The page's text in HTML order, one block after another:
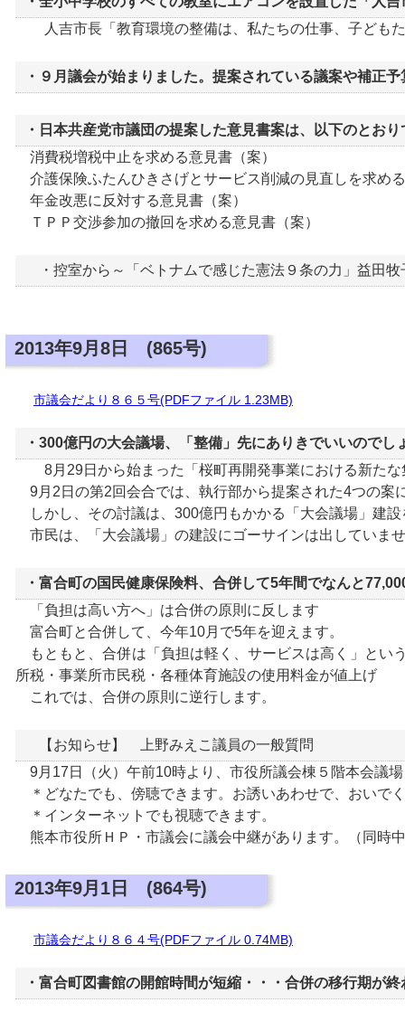
人吉市長「教育環境の整備は、私たちの仕事、子ども
・９月議会が始まりました。提案されている議案や補正
・日本共産党市議団の提案した意見書案は、以下のとおり
消費税増税中止を求める意見書（案）
介護保険ふたんひきさげとサービス削減の見直しを求め
年金改悪に反対する意見書（案）
ＴＰＰ交渉参加の撤回を求める意見書（案）
・控室から～「ベトナムで感じた憲法９条の力」益田牧
2013年9月8日 (865号)
市議会だより８６５号(PDFファイル 1.23MB)
・300億円の大会議場、「整備」先にありきでいいのでし
8月29日から始まった「桜町再開発事業における新たな
9月2日の第2回会合では、執行部から提案された4つの案
しかし、その討議は、300億円もかかる「大会議場」建
市民は、「大会議場」の建設にゴーサインは出していま
・富合町の国民健康保険料、合併して5年間でなんと
「負担は高い方へ」は合併の原則に反します
富合町と合併して、今年10月で5年を迎えます。
もともと、合併は「負担は軽く、サービスは高く」とい
所税・事業所市民税・各種体育施設の使用料金が値上げ
これでは、合併の原則に逆行します。
【お知らせ】 上野みえこ議員の一般質問
9月17日（火）午前10時より、市役所議会棟５階本会議場
＊どなたでも、傍聴できます。お誘いあわせで、おいで
＊インターネットでも視聴できます。
熊本市役所ＨＰ・市議会に議会中継があります。（同
2013年9月1日 (864号)
市議会だより８６４号(PDFファイル 0.74MB)
・富合町図書館の開館時間が短縮・・・合併の移行期が